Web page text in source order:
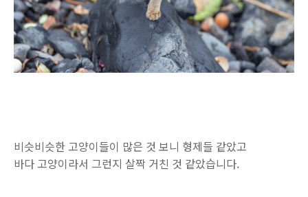
비슷비슷한 고양이들이 많은 것 보니 형제들 같았고
바다 고양이라서 그런지 살짝 거친 것 같았습니다.